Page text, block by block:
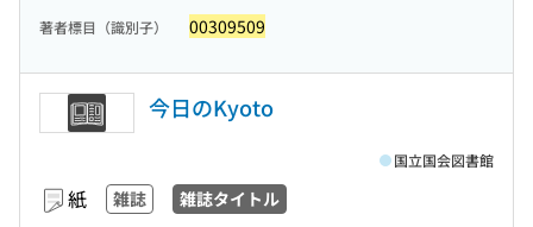
著者標目（識別子） 00309509
今日のKyoto
紙 雑誌 雑誌タイトル
国立国会図書館